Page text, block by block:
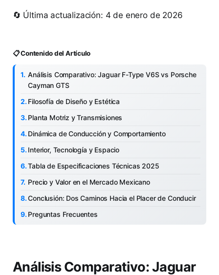
🔄 Última actualización: 4 de enero de 2026
📋 Contenido del Artículo
Análisis Comparativo: Jaguar F-Type V6S vs Porsche
Cayman GTS
Filosofía de Diseño y Estética
Planta Motriz y Transmisiones
Dinámica de Conducción y Comportamiento
Interior, Tecnología y Espacio
Tabla de Especificaciones Técnicas 2025
Precio y Valor en el Mercado Mexicano
Conclusión: Dos Caminos Hacia el Placer de Conducir
Preguntas Frecuentes
Análisis Comparativo: Jaguar